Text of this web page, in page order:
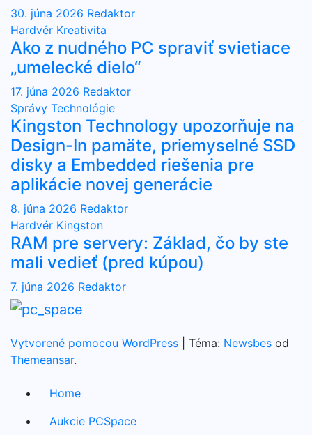
30. júna 2026 Redaktor
Hardvér Kreativita
Ako z nudného PC spraviť svietiace
„umelecké dielo“
17. júna 2026 Redaktor
Správy Technológie
Kingston Technology upozorňuje na
Design-In pamäte, priemyselné SSD
disky a Embedded riešenia pre
aplikácie novej generácie
8. júna 2026 Redaktor
Hardvér Kingston
RAM pre servery: Základ, čo by ste
mali vedieť (pred kúpou)
7. júna 2026 Redaktor
Vytvorené pomocou WordPress Téma: Newsbes od
Themeansar.
Home
Aukcie PCSpace